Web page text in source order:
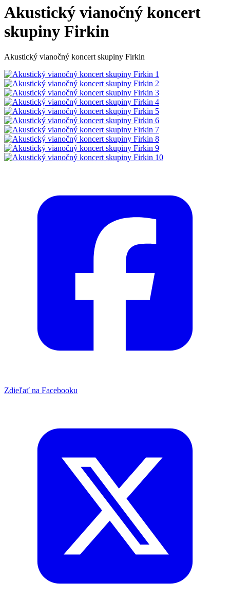
Akustický vianočný koncert
skupiny Firkin
Akustický vianočný koncert skupiny Firkin
Zdieľať na Facebooku